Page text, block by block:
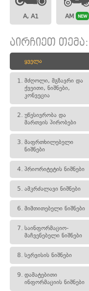
A, A1 AM NEW
აირჩიეთ თემა:
ყველა
1. მძღოლი, მგზავრი და
ქვეითი, ნიშნები,
კონვეცია
2. უწესივრობა და
მართვის პირობები
3. მაფრთხილებელი
ნიშნები
4. პრიორიტეტის ნიშნები
5. ამკრძალავი ნიშნები
6. მიმთითებელი ნიშნები
7. საინფორმაციო-
მაჩვენებელი ნიშნები
8. სერვისის ნიშნები
9. დამატებითი
ინფორმაციის ნიშნები